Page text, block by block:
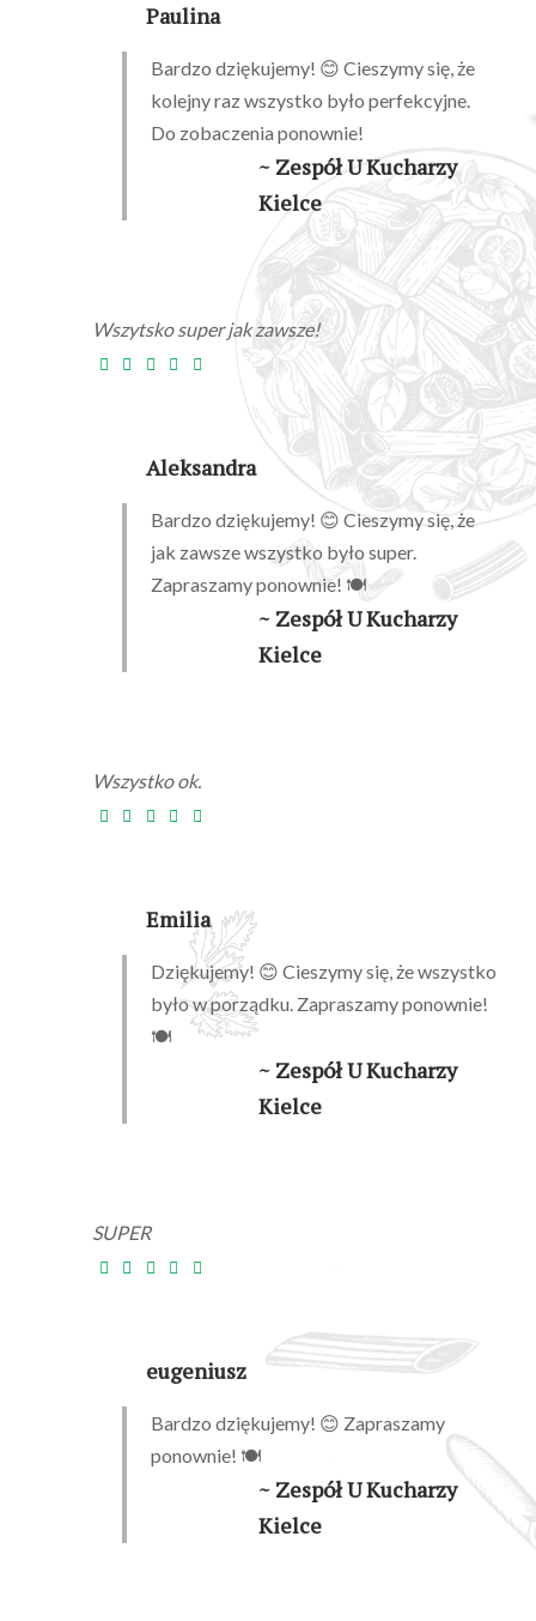
Paulina
Bardzo dziękujemy! 😊 Cieszymy się, że
kolejny raz wszystko było perfekcyjne.
Do zobaczenia ponownie!
~ Zespół U Kucharzy
Kielce
Wszytsko super jak zawsze!
Aleksandra
Bardzo dziękujemy! 😊 Cieszymy się, że
jak zawsze wszystko było super.
Zapraszamy ponownie! 🍽️
~ Zespół U Kucharzy
Kielce
Wszystko ok.
Emilia
Dziękujemy! 😊 Cieszymy się, że wszystko
było w porządku. Zapraszamy ponownie!
🍽️
~ Zespół U Kucharzy
Kielce
SUPER
eugeniusz
Bardzo dziękujemy! 😊 Zapraszamy
ponownie! 🍽️
~ Zespół U Kucharzy
Kielce